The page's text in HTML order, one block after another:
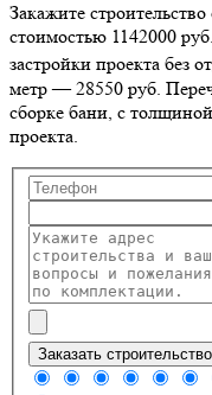
Закажите
стоимостью 1142000
застройки проекта без
метр — 28550 руб.
сборке бани, с
проекта.